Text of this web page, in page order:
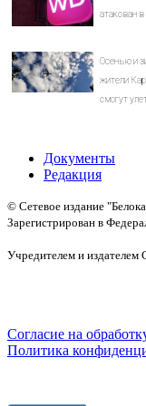
атакован в
Осенью и
жители
смогут
Документы
Редакция
© Сетевое издание
Зарегистрирован в
Учредителем и издателем
Согласие на
Политика